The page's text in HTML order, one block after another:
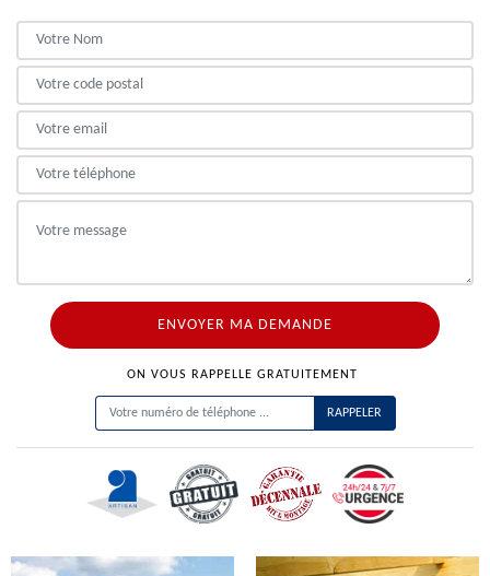
ON VOUS RAPPELLE GRATUITEMENT